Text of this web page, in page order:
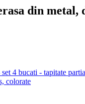
din metal,